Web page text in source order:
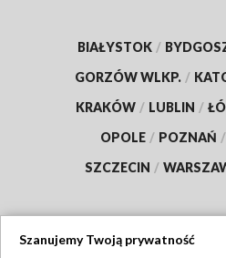
BIAŁYSTOK /
GORZÓW WLKP. /
KRAKÓW / LUBLIN /
OPOLE / POZNAŃ /
SZCZECIN /
Szanujemy Twoją prywatność